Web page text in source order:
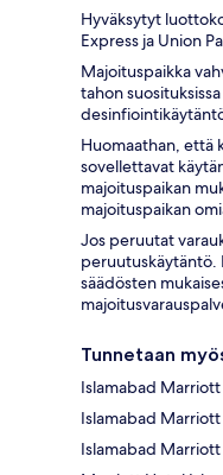
Hyväksytyt
Express ja Union
Majoituspaikka
tahon
Huomaathan, että
sovellettavat
majoituspaikan
majoituspaikan
Jos peruutat
peruutuskäytäntö.
säädösten
Tunnetaan
Islamabad Marriott
Islamabad
Islamabad